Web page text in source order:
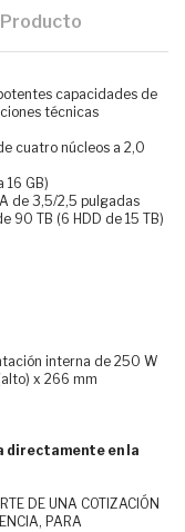
capacidades de
técnicas
cuatro núcleos a 2,0
16 GB)
de 3,5/2,5 pulgadas
90 TB (6 HDD de 15 TB)
interna de 250 W
x 266 mm
directamente en la
DE UNA COTIZACIÓN
PARA